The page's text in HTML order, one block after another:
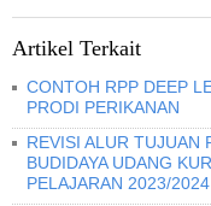
Artikel Terkait
CONTOH RPP DEEP
PRODI PERIKANAN
REVISI ALUR TUJUAN
BUDIDAYA UDANG
PELAJARAN 2023/2024